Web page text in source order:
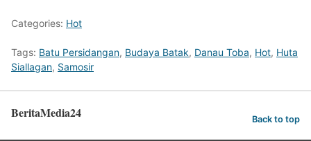
Categories: Hot
Tags: Batu Persidangan, Budaya Batak, Danau Toba, Hot, Huta
Siallagan, Samosir
BeritaMedia24 Back to top